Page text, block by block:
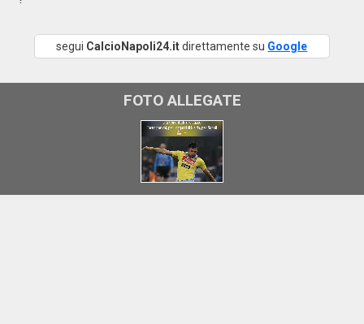
segui CalcioNapoli24.itdirettamente su Google
FOTO ALLEGATE